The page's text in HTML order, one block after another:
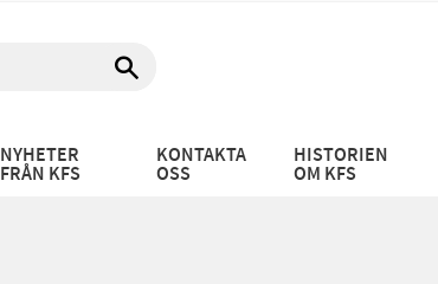
NYHETER
FRÅN KFS
KONTAKTA
OSS
HISTORIEN
OM KFS